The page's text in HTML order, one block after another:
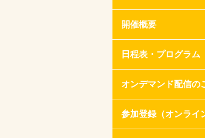
開催概要
日程表・プログラム
オンデマンド配信の
参加登録（オンライ